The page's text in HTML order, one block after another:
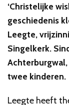
‘Christelijke
geschiedenis
Leegte,
Singelkerk.
twee kinderen.
Leegte heeft